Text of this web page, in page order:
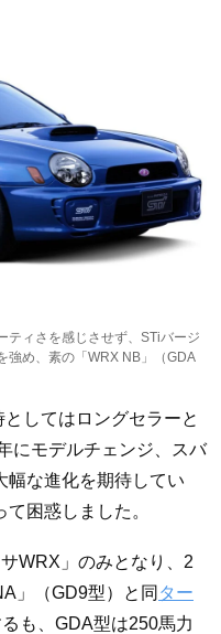
ティさを感じさせず、STiバージ
強め、素の「WRX NB」（GDA
してはロングセラーと
にモデルチェンジ、スバ
幅な進化を期待してい
困惑しました。
WRX」のみとなり、2
」（GD9型）と同 ター
も、GDA型は250馬力